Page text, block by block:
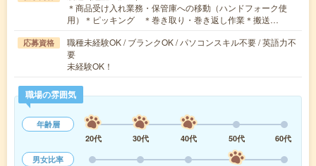
＊商品受け入れ業務・保管庫への移動（ハンドフォーク使
用）＊ピッキング ＊巻き取り・巻き返し作業＊搬送…
応募資格
職種未経験OK / ブランクOK / パソコンスキル不要 / 英語力不
要
未経験OK！
職場の雰囲気
年齢層
20代
30代 40代 50代
60代
男女比率